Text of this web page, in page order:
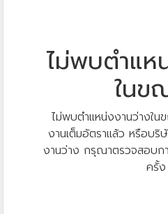
ไม่พบตำแห
ในข
ไม่พบตำแหน่งงานว่างใน
งานเต็มอัตราแล้ว หรือบริ
งานว่าง กรุณาตรวจสอบก
ครั้ง